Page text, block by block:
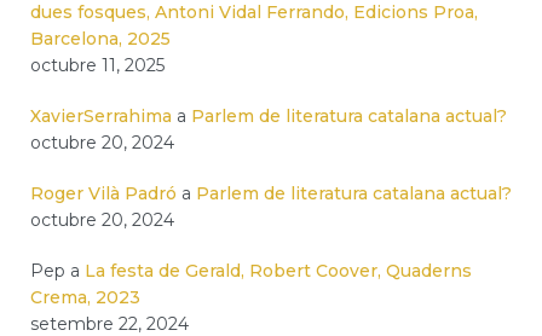
dues fosques, Antoni Vidal Ferrando, Edicions Proa,
Barcelona, 2025
octubre 11, 2025
XavierSerrahima a Parlem de literatura catalana actual?
octubre 20, 2024
Roger Vilà Padró a Parlem de literatura catalana actual?
octubre 20, 2024
Pep a La festa de Gerald, Robert Coover, Quaderns
Crema, 2023
setembre 22, 2024